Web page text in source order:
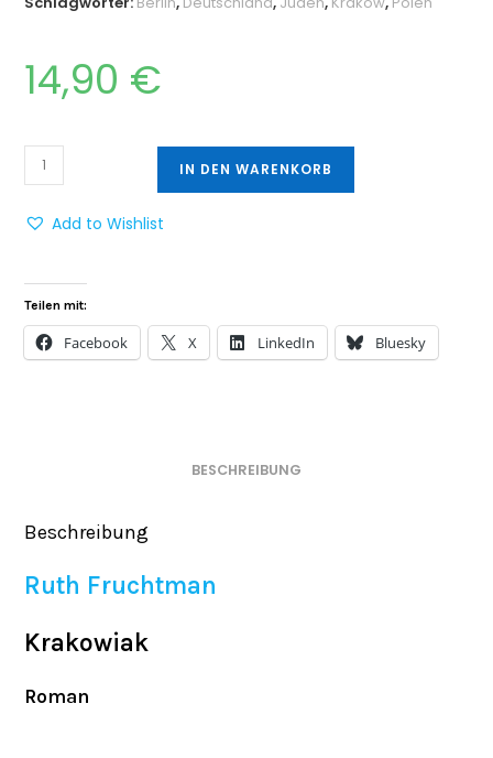
14,90 €
IN DEN WARENKORB
Add to Wishlist
Teilen mit:
Facebook X LinkedIn Bluesky
BESCHREIBUNG
Beschreibung
Ruth Fruchtman
Krakowiak
Roman